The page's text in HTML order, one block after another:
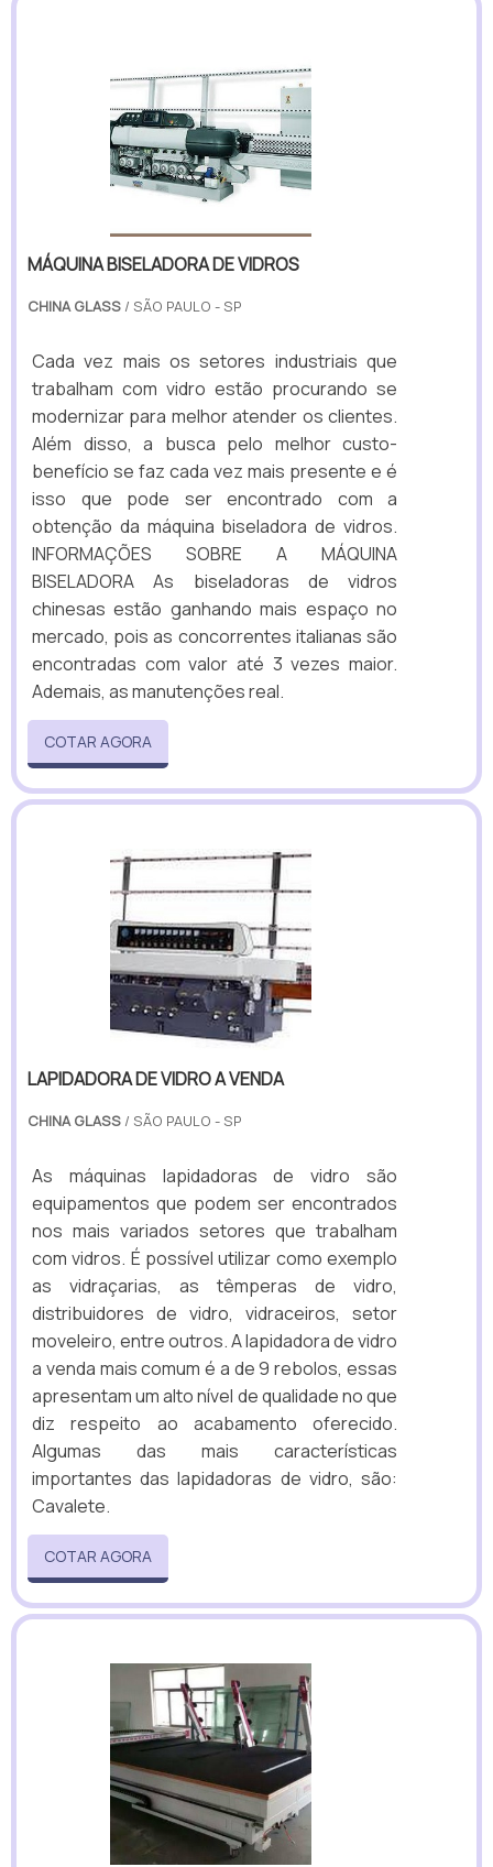
MÁQUINA BISELADORA DE VIDROS
CHINA GLASS / SÃO PAULO - SP
Cada vez mais os setores industriais que
trabalham com vidro estão procurando se
modernizar para melhor atender os clientes.
Além disso, a busca pelo melhor custo-
benefício se faz cada vez mais presente e é
isso que pode ser encontrado com a
obtenção da máquina biseladora de vidros.
INFORMAÇÕES SOBRE A MÁQUINA
BISELADORA As biseladoras de vidros
chinesas estão ganhando mais espaço no
mercado, pois as concorrentes italianas são
encontradas com valor até 3 vezes maior.
Ademais, as manutenções real.
COTAR AGORA
LAPIDADORA DE VIDRO A VENDA
CHINA GLASS / SÃO PAULO - SP
As máquinas lapidadoras de vidro são
equipamentos que podem ser encontrados
nos mais variados setores que trabalham
com vidros. É possível utilizar como exemplo
as vidraçarias, as têmperas de vidro,
distribuidores de vidro, vidraceiros, setor
moveleiro, entre outros. A lapidadora de vidro
a venda mais comum é a de 9 rebolos, essas
apresentam um alto nível de qualidade no que
diz respeito ao acabamento oferecido.
Algumas das mais características
importantes das lapidadoras de vidro, são:
Cavalete.
COTAR AGORA